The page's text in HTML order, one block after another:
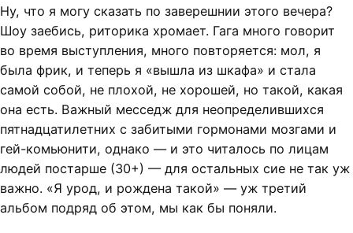
Ну, что я могу сказать по заверешнии этого вечера?
Шоу заебись, риторика хромает. Гага много говорит
во время выступления, много повторяется: мол, я
была фрик, и теперь я «вышла из шкафа» и стала
самой собой, не плохой, не хорошей, но такой, какая
она есть. Важный месседж для неопределившихся
пятнадцатилетних с забитыми гормонами мозгами и
гей-комьюнити, однако — и это читалось по лицам
людей постарше (30+) — для остальных сие не так уж
важно. «Я урод, и рождена такой» — уж третий
альбом подряд об этом, мы как бы поняли.